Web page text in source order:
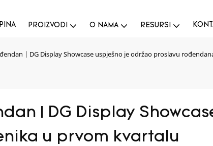
PROIZVODI O NAMA RESURSI
| DG Display Showcase uspješno je održao proslavu
| DG Display
u prvom kvartalu